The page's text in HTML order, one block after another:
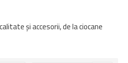
și accesorii, de la ciocane